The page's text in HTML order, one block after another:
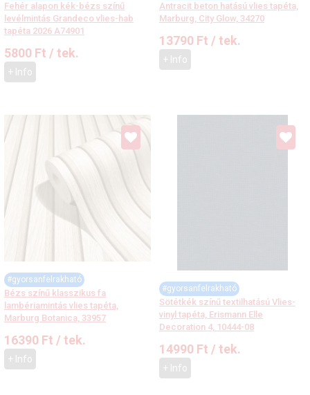
Fehér alapon kék-bézs színű
levélmintás Grandeco vlies-hab
tapéta 2026 A74901
5800 Ft / tek.
+ Info
Antracit beton hatású vlies tapéta,
Marburg, City Glow, 34270
13790 Ft / tek.
+ Info
#gyorsanfelrakható
Bézs színű klasszikus fa
lambériamintás vlies tapéta,
Marburg Botanica, 33957
16390 Ft / tek.
+ Info
#gyorsanfelrakható
Sötétkék színű textilhatású Vlies-
vinyl tapéta, Erismann Elle
Decoration 4, 10444-08
14990 Ft / tek.
+ Info